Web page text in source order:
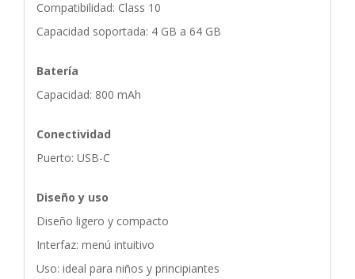
Compatibilidad: Class 10
Capacidad soportada: 4 GB a 64 GB
Batería
Capacidad: 800 mAh
Conectividad
Puerto: USB-C
Diseño y uso
Diseño ligero y compacto
Interfaz: menú intuitivo
Uso: ideal para niños y principiantes